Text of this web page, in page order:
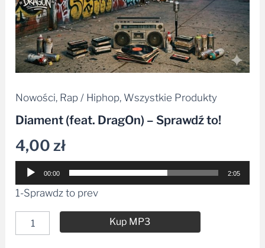
Nowości, Rap / Hiphop, Wszystkie Produkty
Diament (feat. DragOn) – Sprawdź to!
4,00zł
Odtwarzacz
plików
dźwiękowych
00:00 2:05
1-Sprawdz to prev
Kup MP3